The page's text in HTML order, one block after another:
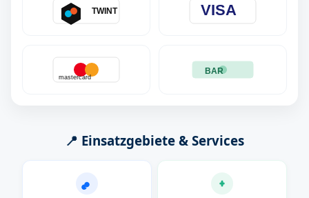
TWINT VISA
mastercard
BAR
📍 Einsatzgebiete & Services